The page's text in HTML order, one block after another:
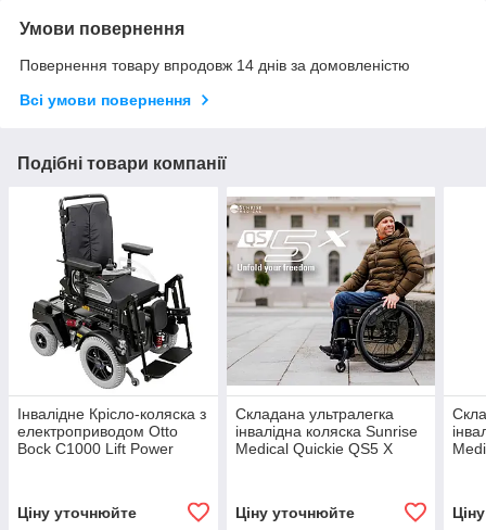
Умови повернення
Повернення товару впродовж 14 днів за домовленістю
Всі умови повернення
Подібні товари компанії
Інвалідне Крісло-коляска з
електроприводом Otto
Bock С1000 Lift Power
Ціну уточнюйте
Складана ультралегка
інвалідна коляска Sunrise
Medical Quickie QS5 X
Ціну уточнюйте